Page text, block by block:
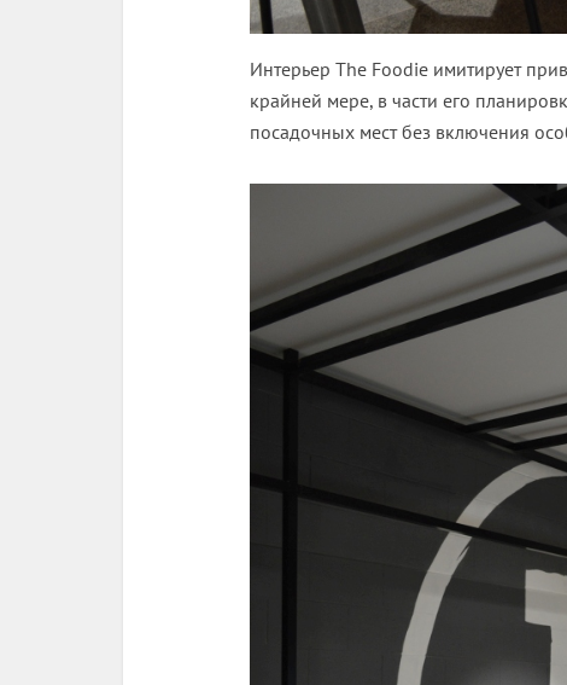
Интерьер The Foodie имитирует
крайней мере, в части его
посадочных мест без включения